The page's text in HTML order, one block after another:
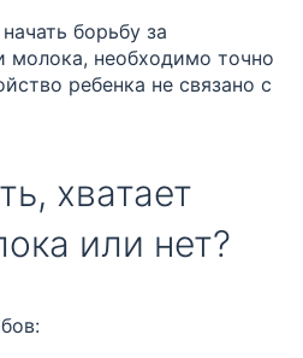
борьбу за
молока, необходимо точно
ребенка не связано с
хватает
или нет?